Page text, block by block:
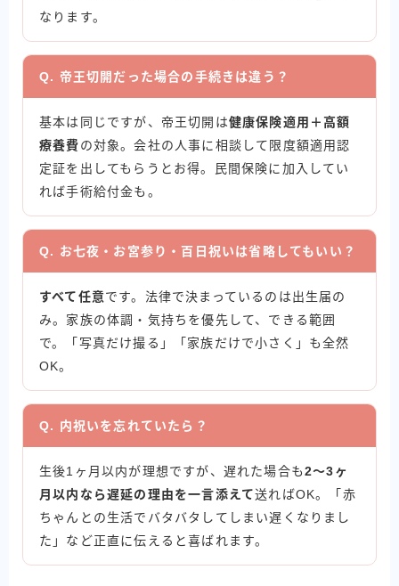
なります。
Q. 帝王切開だった場合の手続きは違う？
基本は同じですが、帝王切開は健康保険適用＋高額
療養費の対象。会社の人事に相談して限度額適用認
定証を出してもらうとお得。民間保険に加入してい
れば手術給付金も。
Q. お七夜・お宮参り・百日祝いは省略してもいい？
すべて任意です。法律で決まっているのは出生届の
み。家族の体調・気持ちを優先して、できる範囲
で。「写真だけ撮る」「家族だけで小さく」も全然
OK。
Q. 内祝いを忘れていたら？
生後1ヶ月以内が理想ですが、遅れた場合も2〜3ヶ
月以内なら遅延の理由を一言添えて送ればOK。「赤
ちゃんとの生活でバタバタしてしまい遅くなりまし
た」など正直に伝えると喜ばれます。